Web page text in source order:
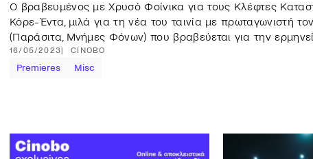
Ο βραβευμένος με Χρυσό Φοίνικα για τους Κλέφτες
Κόρε-Έντα, μιλά για τη νέα του ταινία με πρωταγωνιστή
(Παράσιτα, Μνήμες Φόνων) που βραβεύεται για την
16/05/2023 CINOBO
Premieres Misc